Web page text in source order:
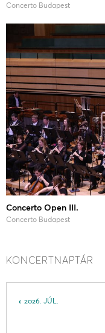
Concerto Budapest
Concerto Open III.
Concerto Budapest
KONCERTNAPTÁR
2026. JÚL.